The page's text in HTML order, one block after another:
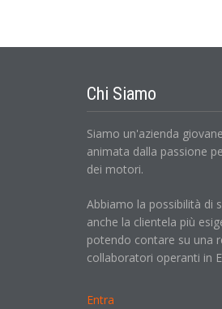
Chi Siamo
Siamo un'azienda
animata dalla passione
dei motori.
Abbiamo la possibilità di
anche la clientela più
potendo contare su una
collaboratori operanti in
Entra